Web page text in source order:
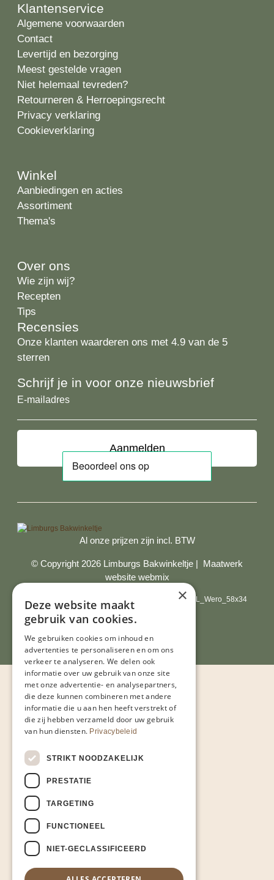
Klantenservice
Algemene voorwaarden
Contact
Levertijd en bezorging
Meest gestelde vragen
Niet helemaal tevreden?
Retourneren & Herroepingsrecht
Privacy verklaring
Cookieverklaring
Winkel
Aanbiedingen en acties
Assortiment
Thema's
Over ons
Wie zijn wij?
Recepten
Tips
Recensies
Onze klanten waarderen ons met 4.9 van de 5
sterren
Schrijf je in voor onze nieuwsbrief
E-
Al onze prijzen zijn incl. BTW
© Copyright 2026 Limburgs Bakwinkeltje | Maatwerk
website webmix
×
Deze website maakt
gebruik van cookies.
We gebruiken cookies om inhoud en
advertenties te personaliseren en om ons
verkeer te analyseren. We delen ook
informatie over uw gebruik van onze site
met onze advertentie- en analysepartners,
die deze kunnen combineren met andere
informatie die u aan hen heeft verstrekt of
die zij hebben verzameld door uw gebruik
van hun diensten. Privacybeleid
STRIKT NOODZAKELIJK
PRESTATIE
TARGETING
FUNCTIONEEL
NIET-GECLASSIFICEERD